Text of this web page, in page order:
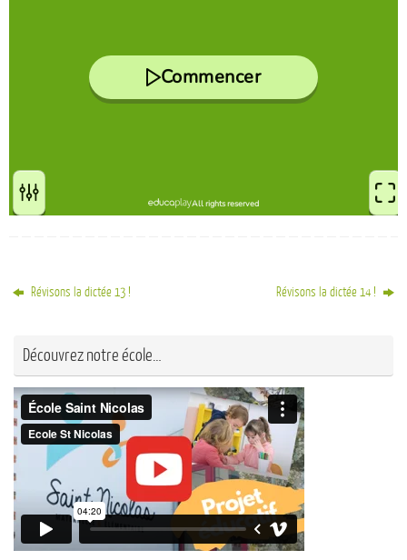
Révisons la dictée 13 ! Révisons la dictée 14 !
Découvrez notre école…